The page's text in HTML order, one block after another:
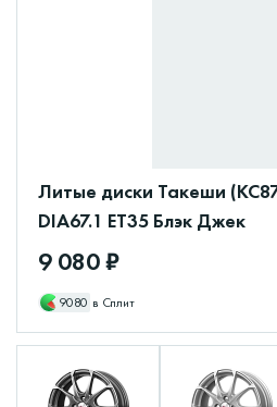
Литые диски Такеши
DIA67.1 ET35 Блэк Джек
9 080 ₽
9080 в Сплит